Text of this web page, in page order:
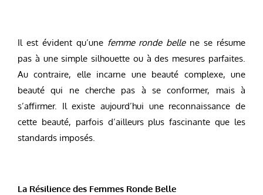
Il est évident qu’une femme ronde bellene se résume
pas à une simple silhouette ou à des mesures parfaites.
Au contraire, elle incarne une beauté complexe, une
beauté qui ne cherche pas à se conformer, mais à
s’affirmer. Il existe aujourd’hui une reconnaissance de
cette beauté, parfois d’ailleurs plus fascinante que les
standards imposés.
La Résilience des Femmes Ronde Belle